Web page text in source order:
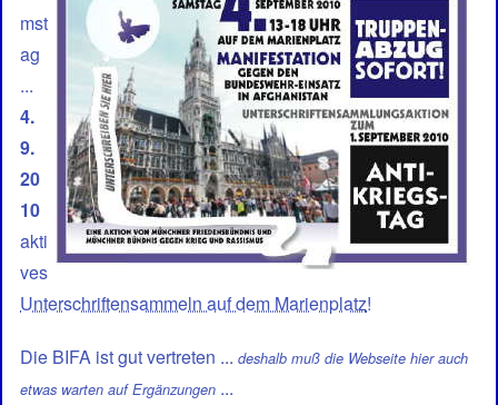
die
Straße
wg.
Afghanistan
mst
ag
...
4.
9.
20
10
akti
ves
Unterschriftensammeln auf dem Marienplatz!
Die BIFA ist gut vertreten ... deshalb muß die Webseite hier auch
etwas warten auf Ergänzungen ...